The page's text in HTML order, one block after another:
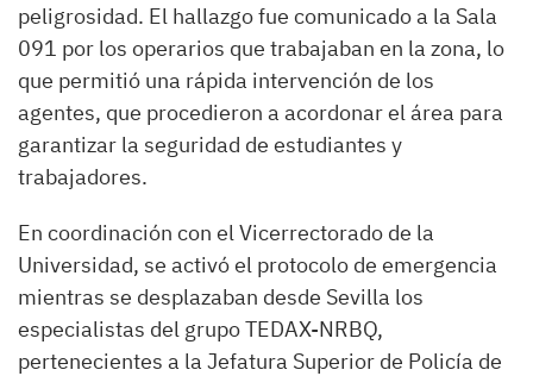
peligrosidad. El hallazgo fue comunicado a la Sala
091 por los operarios que trabajaban en la zona, lo
que permitió una rápida intervención de los
agentes, que procedieron a acordonar el área para
garantizar la seguridad de estudiantes y
trabajadores.
En coordinación con el Vicerrectorado de la
Universidad, se activó el protocolo de emergencia
mientras se desplazaban desde Sevilla los
especialistas del grupo TEDAX-NRBQ,
pertenecientes a la Jefatura Superior de Policía de